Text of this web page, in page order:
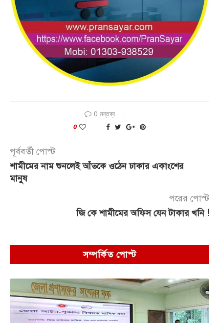
0 মন্তব্য
0
পূর্ববর্তী পোস্ট
শামীমের নাম শুনলেই আঁতকে ওঠেন ঢাকার একাংশের
মানুষ
পরের পোস্ট
জি কে শামীমের অফিস যেন টাকার খনি !
সম্পর্কিত পোস্ট